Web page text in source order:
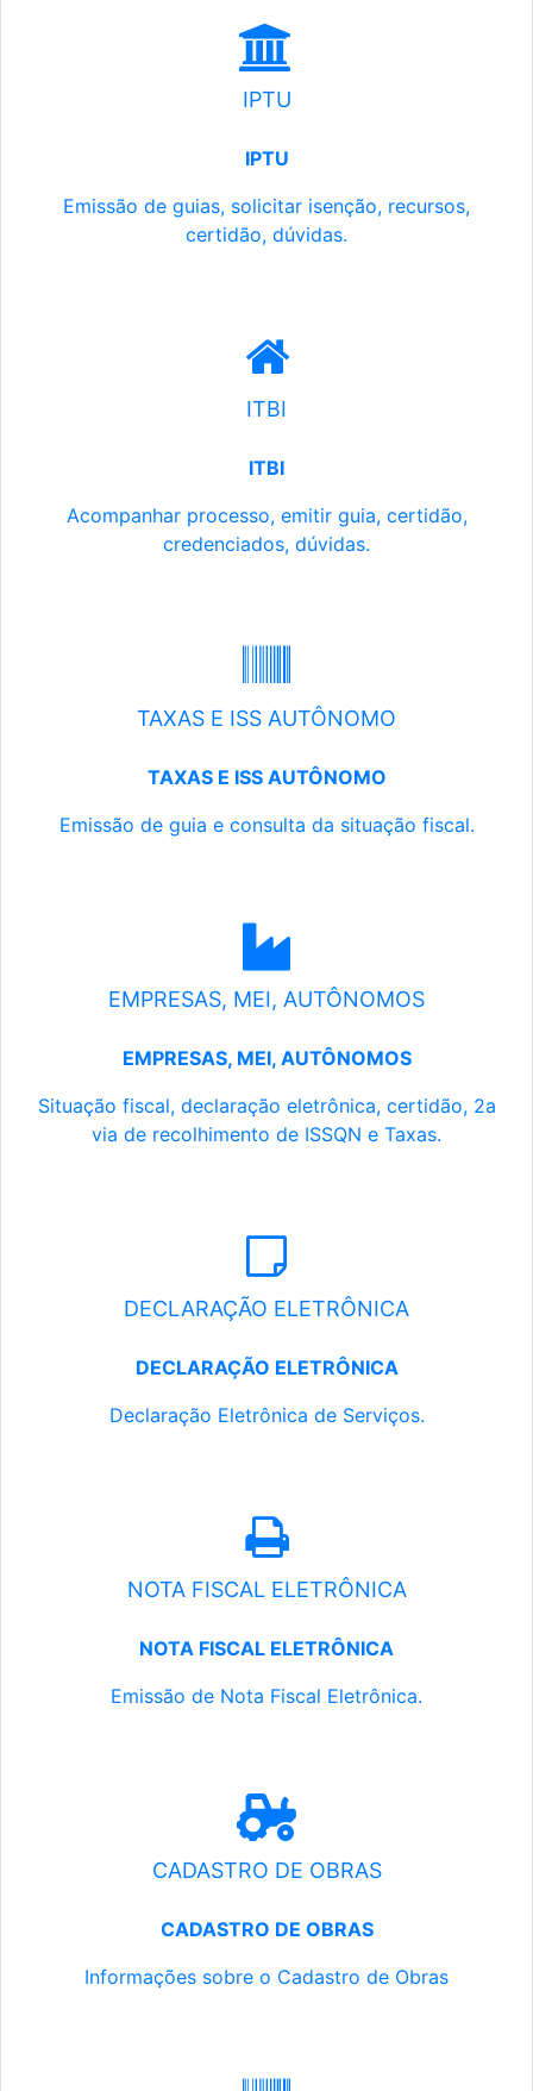
IPTU
IPTU
Emissão de guias, solicitar isenção, recursos,
certidão, dúvidas.
ITBI
ITBI
Acompanhar processo, emitir guia, certidão,
credenciados, dúvidas.
TAXAS E ISS AUTÔNOMO
TAXAS E ISS AUTÔNOMO
Emissão de guia e consulta da situação fiscal.
EMPRESAS, MEI, AUTÔNOMOS
EMPRESAS, MEI, AUTÔNOMOS
Situação fiscal, declaração eletrônica, certidão, 2a
via de recolhimento de ISSQN e Taxas.
DECLARAÇÃO ELETRÔNICA
DECLARAÇÃO ELETRÔNICA
Declaração Eletrônica de Serviços.
NOTA FISCAL ELETRÔNICA
NOTA FISCAL ELETRÔNICA
Emissão de Nota Fiscal Eletrônica.
CADASTRO DE OBRAS
CADASTRO DE OBRAS
Informações sobre o Cadastro de Obras